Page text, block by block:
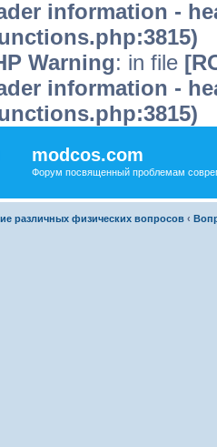
information -
Warning: in file
information -
modcos.com
Форум посвященный проблемам
различных физических вопросов ‹